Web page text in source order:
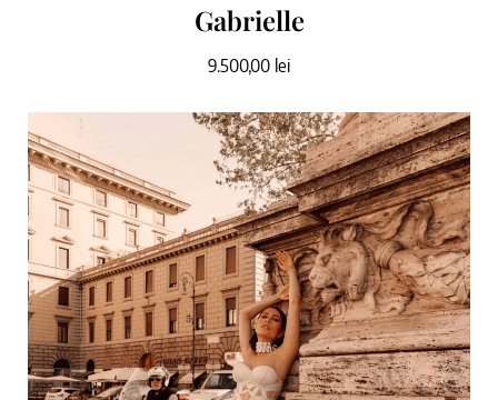
Gabrielle
9.500,00 lei